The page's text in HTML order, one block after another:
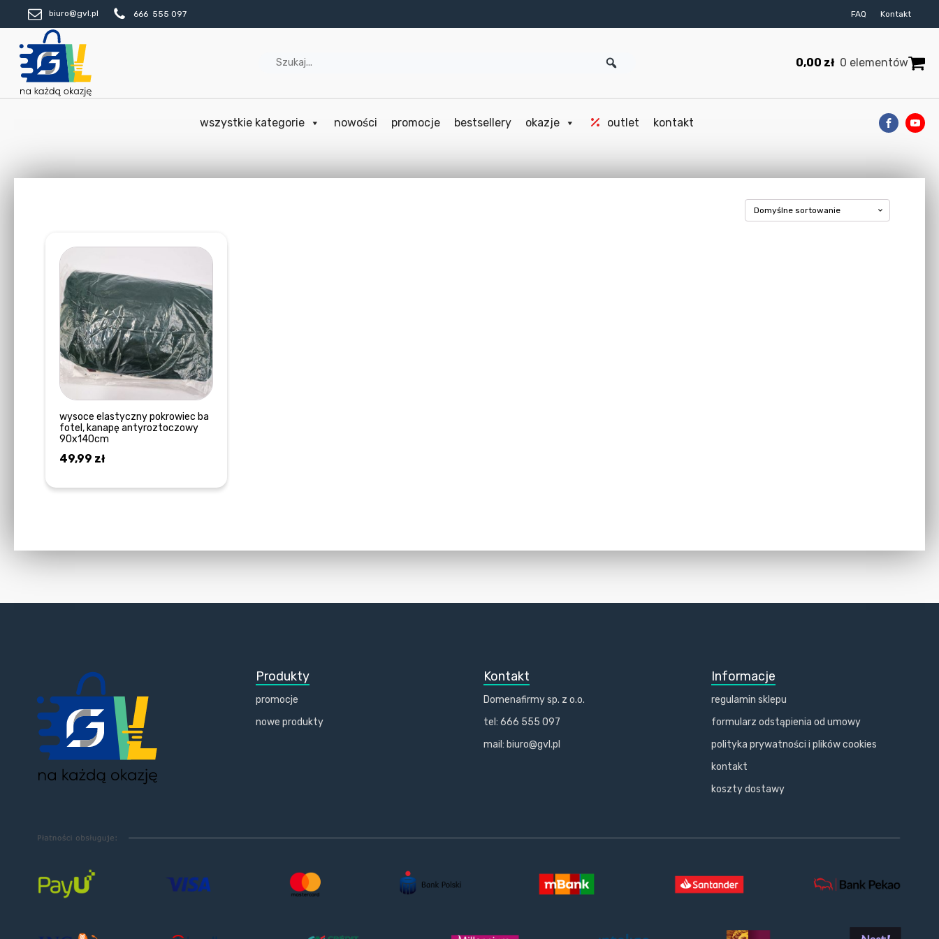
biuro@gvl.pl 666 555 097 FAQ Kontakt
0,00 zł 0 elementów
wszystkie kategorie nowości promocje bestsellery okazje outlet kontakt
wysoce elastyczny pokrowiec ba
fotel, kanapę antyroztoczowy
90x140cm
49,99 zł
Produkty
promocje
nowe produkty
Kontakt
Domenafirmy sp. z o.o.
tel: 666 555 097
mail: biuro@gvl.pl
Informacje
regulamin sklepu
formularz odstąpienia od umowy
polityka prywatności i plików cookies
kontakt
koszty dostawy